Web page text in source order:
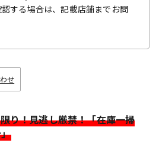
する場合は、記載店舗までお問
せ
り！見逃し厳禁！「在庫一掃